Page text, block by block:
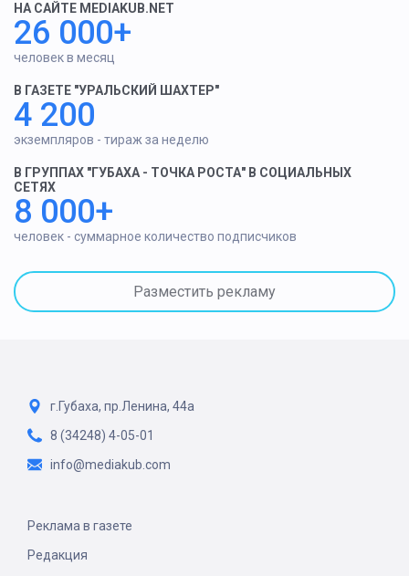
НА САЙТЕ MEDIAKUB.NET
26 000+
человек в месяц
В ГАЗЕТЕ "УРАЛЬСКИЙ ШАХТЕР"
4 200
экземпляров - тираж за неделю
В ГРУППАХ "ГУБАХА - ТОЧКА РОСТА" В СОЦИАЛЬНЫХ
СЕТЯХ
8 000+
человек - суммарное количество подписчиков
Разместить рекламу
г.Губаха, пр.Ленина, 44а
8 (34248) 4-05-01
info@mediakub.com
Реклама в газете
Редакция